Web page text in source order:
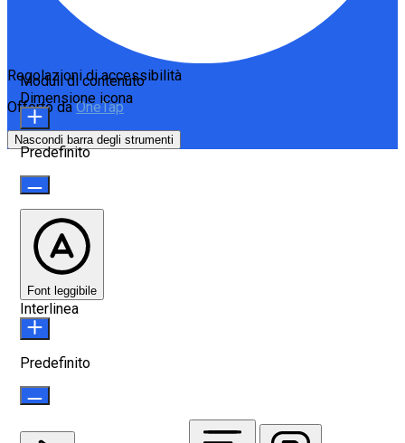
Regolazioni di accessibilità
Offerto daOneTap
Nascondi barra degli strumenti
Moduli di contenuto
Dimensione icona
Predefinito
Font leggibile
Interlinea
Predefinito